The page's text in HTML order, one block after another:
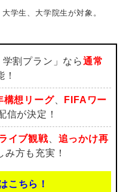
学生、大学院生が対象。
割プラン」なら通常
構想リーグ、
FIFAワー
信が決定！
イブ観戦、 追っかけ再
み方も充実！
こちら！